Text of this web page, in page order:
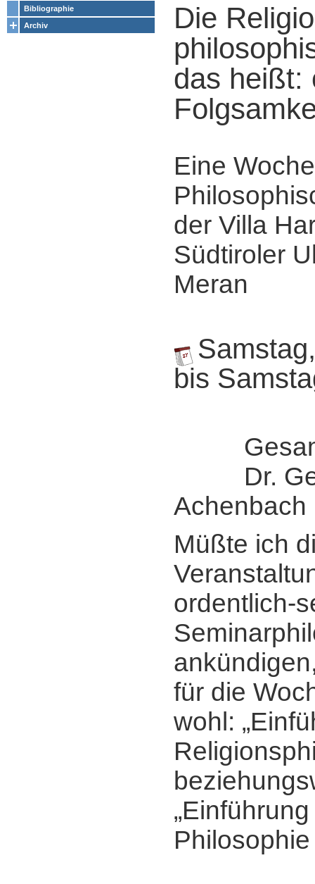
Bibliographie
Archiv
Die
das heißt:
Eine
der Villa
Südtiroler
Meran
bis
Dr.
Achenbach
Müßte ich
ordentlich-
für die
wohl: